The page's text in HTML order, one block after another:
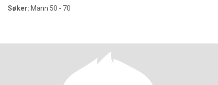
Søker: Mann 50 - 70